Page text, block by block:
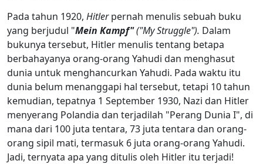
Pada tahun 1920, Hitlerpernah menulis sebuah buku
yang berjudul "Mein Kampf"("My Struggle"). Dalam
bukunya tersebut, Hitler menulis tentang betapa
berbahayanya orang-orang Yahudi dan menghasut
dunia untuk menghancurkan Yahudi. Pada waktu itu
dunia belum menanggapi hal tersebut, tetapi 10 tahun
kemudian, tepatnya 1 September 1930, Nazi dan Hitler
menyerang Polandia dan terjadilah "Perang Dunia I", di
mana dari 100 juta tentara, 73 juta tentara dan orang-
orang sipil mati, termasuk 6 juta orang-orang Yahudi.
Jadi, ternyata apa yang ditulis oleh Hitler itu terjadi!